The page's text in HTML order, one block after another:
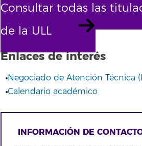
Consultar todas las
de la ULL
Enlaces de interés
Negociado de Atención Técnica
Calendario académico
INFORMACIÓN DE